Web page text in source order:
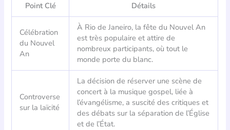
Point Clé Détails
Célébration
du Nouvel
An
À Rio de Janeiro, la fête du Nouvel An
est très populaire et attire de
nombreux participants, où tout le
monde porte du blanc.
Controverse
sur la laïcité
La décision de réserver une scène de
concert à la musique gospel, liée à
l’évangélisme, a suscité des critiques et
des débats sur la séparation de l’Église
et de l’État.